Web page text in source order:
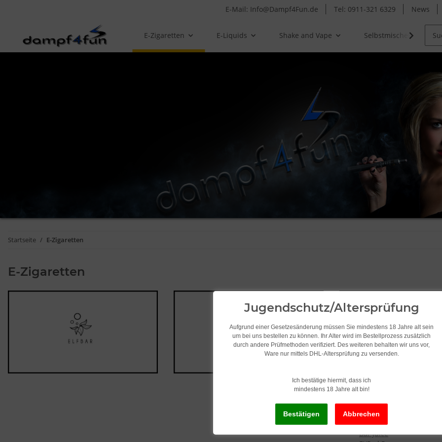
E-Mail: Info@Dampf4Fun.de Tel: 0911-321 6329 News
E-Zigaretten E-Liquids Shake and Vape Selbstmischer
Startseite E-Zigaretten
E-Zigaretten
InnoCigs
Aroma King
Bar Juice
Jugendschutz/Altersprüfung
Aufgrund einer Gesetzesänderung müssen Sie mindestens 18 Jahre alt sein
um bei uns bestellen zu können. Ihr Alter wird im Bestellprozess zusätzlich
durch andere Prüfmethoden verifiziert. Des weiteren behalten wir uns vor,
Ware nur mittels DHL-Altersprüfung zu versenden.
Ich bestätige hiermit, dass ich
mindestens 18 Jahre alt bin!